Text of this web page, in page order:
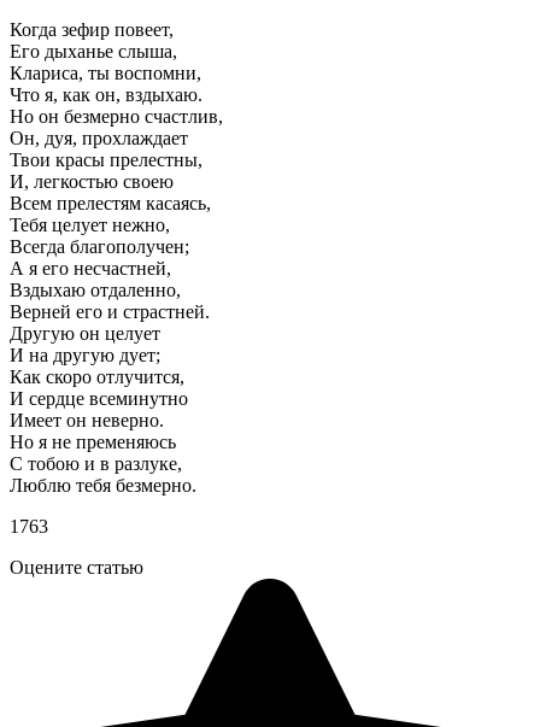
Когда зефир повеет,
Его дыханье слыша,
Клариса, ты воспомни,
Что я, как он, вздыхаю.
Но он безмерно счастлив,
Он, дуя, прохлаждает
Твои красы прелестны,
И, легкостью своею
Всем прелестям касаясь,
Тебя целует нежно,
Всегда благополучен;
А я его несчастней,
Вздыхаю отдаленно,
Верней его и страстней.
Другую он целует
И на другую дует;
Как скоро отлучится,
И сердце всеминутно
Имеет он неверно.
Но я не пременяюсь
С тобою и в разлуке,
Люблю тебя безмерно.
1763
Оцените статью